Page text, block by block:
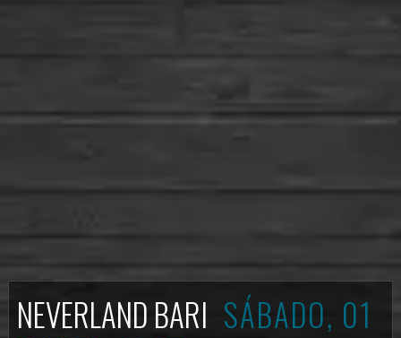
NEVERLAND BARI SÁBADO, 01